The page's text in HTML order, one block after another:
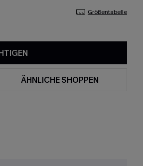
Größentabelle
ÄHNLICHE SHOPPEN